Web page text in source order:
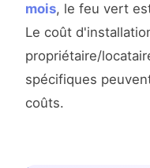
mois, le feu vert
Le coût
propriétaire/
spécifiques
coûts.